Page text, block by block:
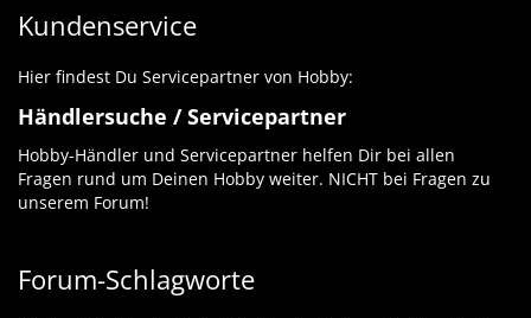
Kundenservice
Hier findest Du Servicepartner von Hobby:
Händlersuche / Servicepartner
Hobby-Händler und Servicepartner helfen Dir bei allen
Fragen rund um Deinen Hobby weiter. NICHT bei Fragen zu
unserem Forum!
Forum-Schlagworte